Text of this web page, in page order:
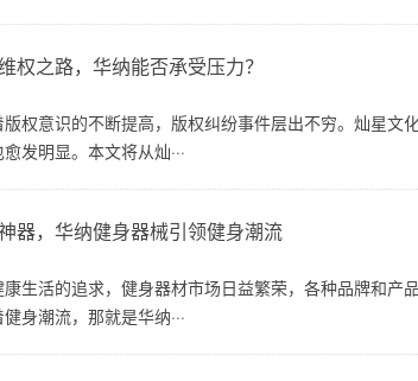
权之路，华纳能否承受压力？
权意识的不断提高，版权纠纷事件层出不穷。灿星
发明显。本文将从灿···
器，华纳健身器械引领健身潮流
生活的追求，健身器材市场日益繁荣，各种品牌和
身潮流，那就是华纳···